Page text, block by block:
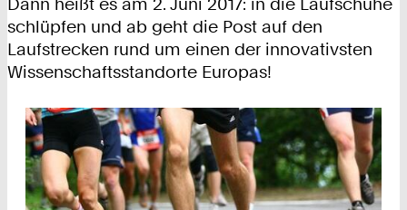
Dann heißt es am 2. Juni 2017: in die Laufschuhe
schlüpfen und ab geht die Post auf den
Laufstrecken rund um einen der innovativsten
Wissenschaftsstandorte Europas!